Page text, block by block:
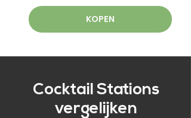
KOPEN
Cocktail Stations
vergelijken